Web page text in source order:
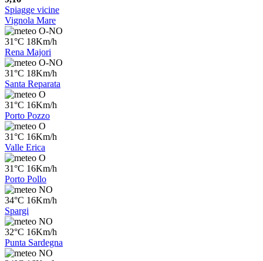
Spiagge vicine
Vignola Mare
O-NO
31°C 18Km/h
Rena Majori
O-NO
31°C 18Km/h
Santa Reparata
O
31°C 16Km/h
Porto Pozzo
O
31°C 16Km/h
Valle Erica
O
31°C 16Km/h
Porto Pollo
NO
34°C 16Km/h
Spargi
NO
32°C 16Km/h
Punta Sardegna
NO